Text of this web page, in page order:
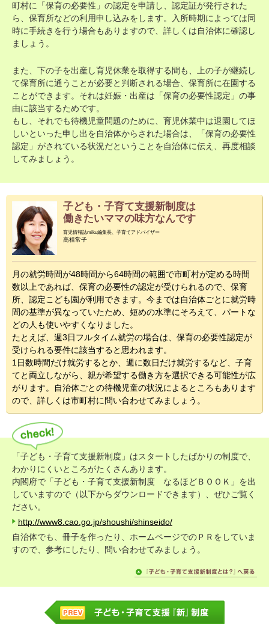
町村に「保育の必要性」の認定を申請し、認定証が発行された
ら、保育所などの利用申し込みをします。入所時期によっては同
時に手続きを行う場合もありますので、詳しくは自治体に確認し
ましょう。
また、下の子を出産し育児休業を取得する間も、上の子が継続し
て保育所に通うことが必要と判断される場合、保育所に在園する
ことができます。それは妊娠・出産は「保育の必要性認定」の事
由に該当するためです。
もし、それでも待機児童問題のために、育児休業中は退園してほ
しいといった申し出を自治体からされた場合は、「保育の必要性
認定」がされている状況だということを自治体に伝え、再度相談
してみましょう。
子ども・子育て支援新制度は
働きたいママの味方なんです
育児情報誌miku編集長、子育てアドバイザー
高祖常子
月の就労時間が48時間から64時間の範囲で市町村が定める時間
数以上であれば、保育の必要性の認定が受けられるので、保育
所、認定こども園が利用できます。今までは自治体ごとに就労時
間の基準が異なっていたため、短めの水準にそろえて、パートな
どの人も使いやすくなりました。
たとえば、週3日フルタイム就労の場合は、保育の必要性認定が
受けられる要件に該当すると思われます。
1日数時間だけ就労するとか、週に数日だけ就労するなど、子育
てと両立しながら、親が希望する働き方を選択できる可能性が広
がります。自治体ごとの待機児童の状況によるところもあります
ので、詳しくは市町村に問い合わせてみましょう。
「子ども・子育て支援新制度」はスタートしたばかりの制度で、
わかりにくいところがたくさんあります。
内閣府で「子ども・子育て支援新制度 なるほどＢＯＯＫ」を出
していますので（以下からダウンロードできます）、ぜひご覧く
ださい。
http://www8.cao.go.jp/shoushi/shinseido/
自治体でも、冊子を作ったり、ホームページでのＰＲをしていま
すので、参考にしたり、問い合わせてみましょう。